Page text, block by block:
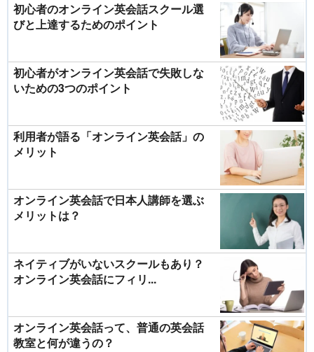
初心者のオンライン英会話スクール選
びと上達するためのポイント
初心者がオンライン英会話で失敗しな
いための3つのポイント
利用者が語る「オンライン英会話」の
メリット
オンライン英会話で日本人講師を選ぶ
メリットは？
ネイティブがいないスクールもあり？
オンライン英会話にフィリ...
オンライン英会話って、普通の英会話
教室と何が違うの？